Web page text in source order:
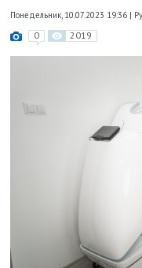
Понедельник, 10.07.2023 19:36 |
0 2019